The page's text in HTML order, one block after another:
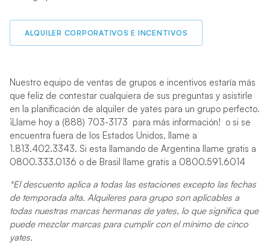
ALQUILER CORPORATIVOS E INCENTIVOS
Nuestro equipo de ventas de grupos e incentivos estaría más
que feliz de contestar cualquiera de sus preguntas y asistirle
en la planificación de alquiler de yates para un grupo perfecto.
¡Llame hoy a (888) 703-3173 para más información! o si se
encuentra fuera de los Estados Unidos, llame a
1.813.402.3343. Si esta llamando de Argentina llame gratis a
0800.333.0136 o de Brasil llame gratis a 0800.591.6014
*El descuento aplica a todas las estaciones excepto las fechas
de temporada alta. Alquileres para grupo son aplicables a
todas nuestras marcas hermanas de yates, lo que significa que
puede mezclar marcas para cumplir con el mínimo de cinco
yates.